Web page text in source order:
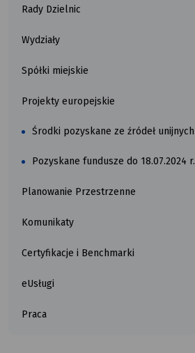
Rady Dzielnic
Wydziały
Spółki miejskie
Projekty europejskie
Środki pozyskane ze źródeł unijnych
Pozyskane fundusze do 18.07.2024 r.
Planowanie Przestrzenne
Komunikaty
Certyfikacje i Benchmarki
eUsługi
Praca